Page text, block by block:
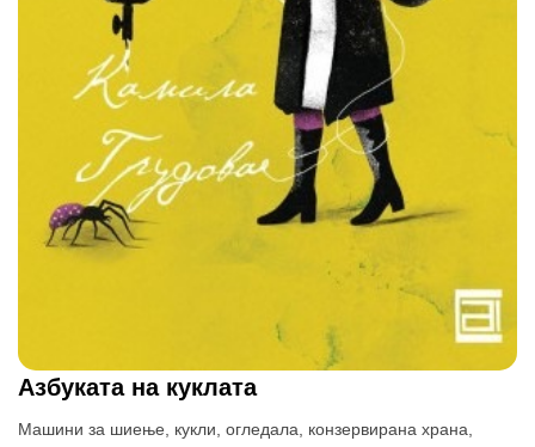
Азбуката на куклата
Машини за шиење, кукли, огледала, конзервирана храна,